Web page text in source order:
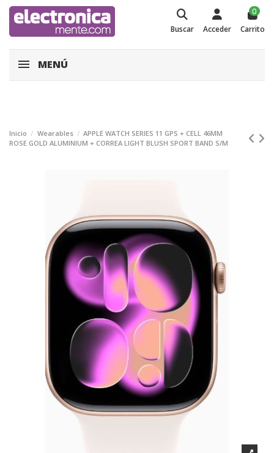
Buscar Acceder
0
Carrito
MENÚ
Inicio Wearables
APPLE WATCH SERIES 11 GPS + CELL 46MM
ROSE GOLD ALUMINIUM + CORREA LIGHT BLUSH SPORT BAND S/M